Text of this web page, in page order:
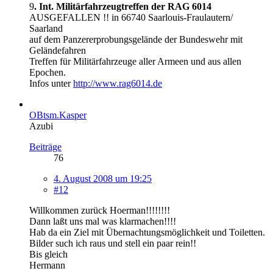
9. Int. Militärfahrzeugtreffen der RAG 6014
AUSGEFALLEN !! in 66740 Saarlouis-Fraulautern/
Saarland
auf dem Panzererprobungsgelände der Bundeswehr mit
Geländefahren
Treffen für Militärfahrzeuge aller Armeen und aus allen
Epochen.
Infos unterhttp://www.rag6014.de
OBtsm.Kasper
Azubi
Beiträge
76
4. August 2008 um 19:25
#12
Willkommen zurück Hoerman!!!!!!!!
Dann laßt uns mal was klarmachen!!!!
Hab da ein Ziel mit Übernachtungsmöglichkeit und Toiletten.
Bilder such ich raus und stell ein paar rein!!
Bis gleich
Hermann